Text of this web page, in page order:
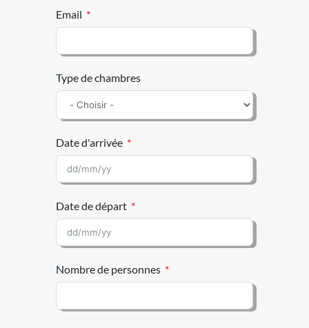
Email
Type de chambres
Date d'arrivée
Date de départ
Nombre de personnes